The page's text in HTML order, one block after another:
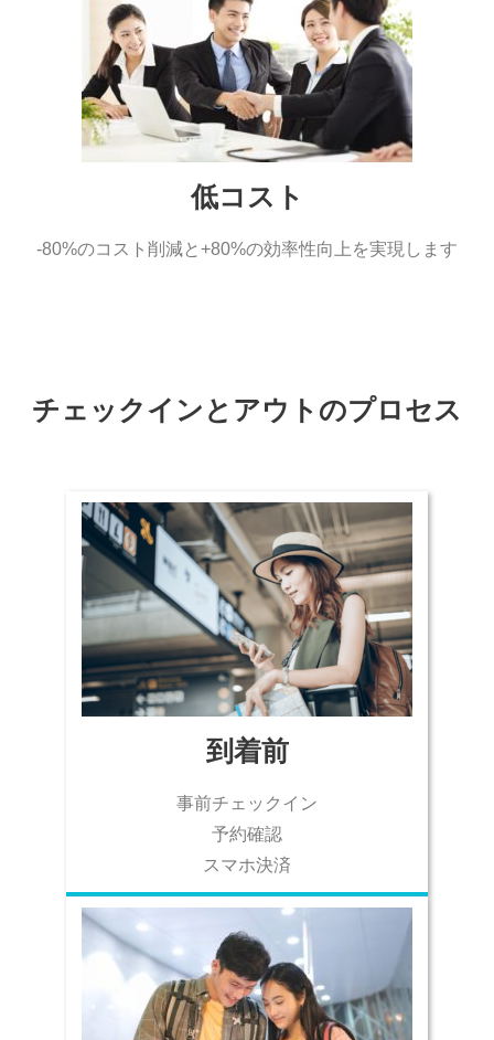
低コスト​
-80%のコスト削減と​+80%の効率性向上を実現します​
チェックインとアウトのプロセス​
到着前​
事前チェックイン​
予約確認​
スマホ決済​